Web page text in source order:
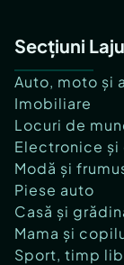
Secțiuni
Auto, moto și
Imobiliare
Locuri de
Electronice
Modă și
Piese auto
Casă și
Mama și
Sport, timp